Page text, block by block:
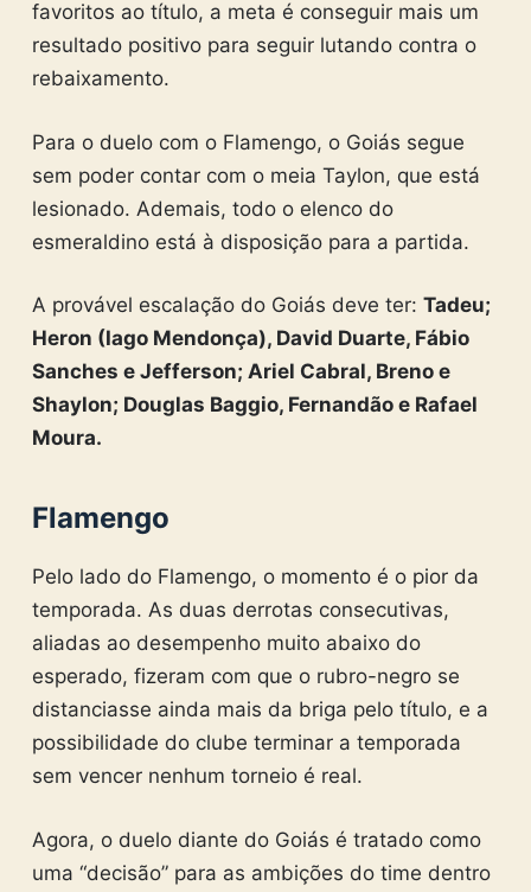
favoritos ao título, a meta é conseguir mais um
resultado positivo para seguir lutando contra o
rebaixamento.
Para o duelo com o Flamengo, o Goiás segue
sem poder contar com o meia Taylon, que está
lesionado. Ademais, todo o elenco do
esmeraldino está à disposição para a partida.
A provável escalação do Goiás deve ter: Tadeu;
Heron (Iago Mendonça), David Duarte, Fábio
Sanches e Jefferson; Ariel Cabral, Breno e
Shaylon; Douglas Baggio, Fernandão e Rafael
Moura.
Flamengo
Pelo lado do Flamengo, o momento é o pior da
temporada. As duas derrotas consecutivas,
aliadas ao desempenho muito abaixo do
esperado, fizeram com que o rubro-negro se
distanciasse ainda mais da briga pelo título, e a
possibilidade do clube terminar a temporada
sem vencer nenhum torneio é real.
Agora, o duelo diante do Goiás é tratado como
uma “decisão” para as ambições do time dentro